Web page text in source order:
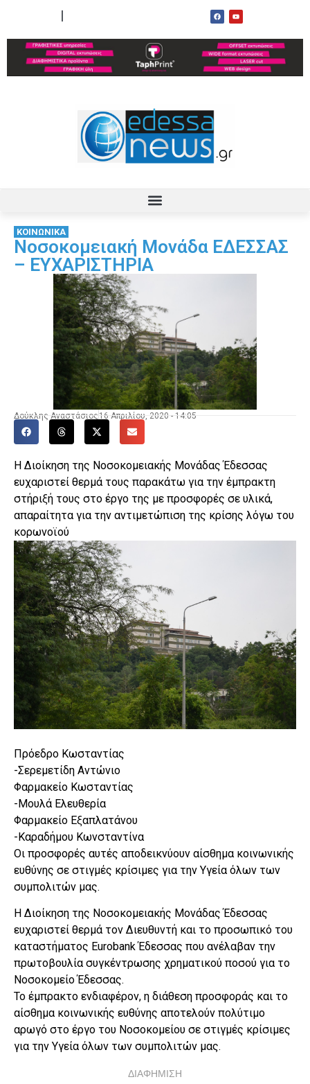
ΚΟΙΝΩΝΙΚΑ
Νοσοκομειακή Μονάδα ΕΔΕΣΣΑΣ
– ΕΥΧΑΡΙΣΤΗΡΙΑ
Δούκλης Αναστάσιος 16 Απριλίου, 2020 - 14:05
Η Διοίκηση της Νοσοκομειακής Μονάδας Έδεσσας
ευχαριστεί θερμά τους παρακάτω για την έμπρακτη
στήριξή τους στο έργο της με προσφορές σε υλικά,
απαραίτητα για την αντιμετώπιση της κρίσης λόγω του
κορωνοϊού
Πρόεδρο Κωσταντίας
-Σερεμετίδη Αντώνιο
Φαρμακείο Κωσταντίας
-Μουλά Ελευθερία
Φαρμακείο Εξαπλατάνου
-Καραδήμου Κωνσταντίνα
Οι προσφορές αυτές αποδεικνύουν αίσθημα κοινωνικής
ευθύνης σε στιγμές κρίσιμες για την Υγεία όλων των
συμπολιτών μας.
Η Διοίκηση της Νοσοκομειακής Μονάδας Έδεσσας
ευχαριστεί θερμά τον Διευθυντή και το προσωπικό του
καταστήματος Eurobank Έδεσσας που ανέλαβαν την
πρωτοβουλία συγκέντρωσης χρηματικού ποσού για το
Νοσοκομείο Έδεσσας.
Το έμπρακτο ενδιαφέρον, η διάθεση προσφοράς και το
αίσθημα κοινωνικής ευθύνης αποτελούν πολύτιμο
αρωγό στο έργο του Νοσοκομείου σε στιγμές κρίσιμες
για την Υγεία όλων των συμπολιτών μας.
ΔΙΑΦΗΜΙΣΗ